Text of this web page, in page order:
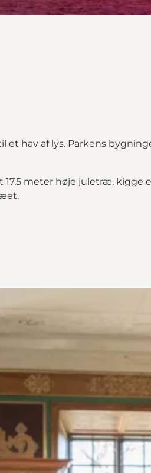
hav af lys. Parkens
meter høje juletræ,